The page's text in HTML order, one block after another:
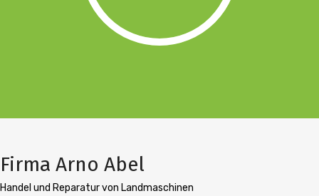
Firma Arno Abel
Handel und Reparatur von Landmaschinen